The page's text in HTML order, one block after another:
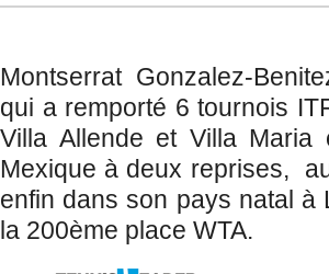
Montserrat Gonzalez-
qui a remporté 6 tournois
Villa Allende et Villa Maria
Mexique à deux reprises,
enfin dans son pays natal à
la 200ème place WTA.